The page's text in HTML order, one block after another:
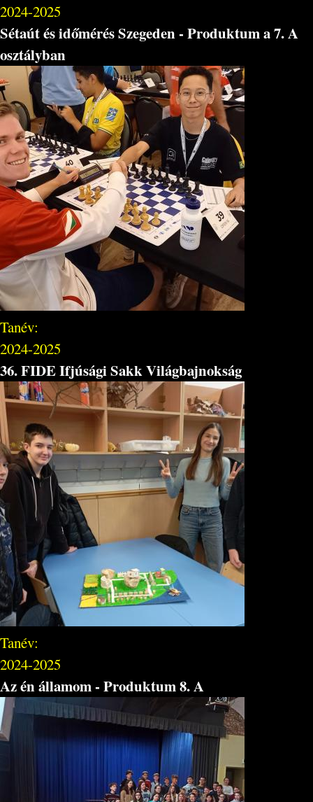
2024-2025
Sétaút és időmérés Szegeden - Produktum a 7. A
osztályban
Tanév:
2024-2025
36. FIDE Ifjúsági Sakk Világbajnokság
Tanév:
2024-2025
Az én államom - Produktum 8. A